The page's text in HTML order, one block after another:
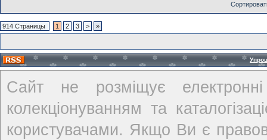
914 Страницы 1 2 3 > »
Сайт не розміщує
колекціонуванням та
користувачами. Якщо Ви є